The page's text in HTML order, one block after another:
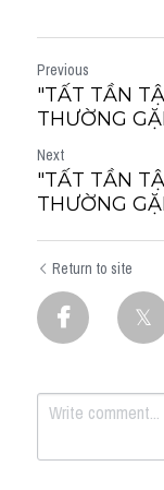
Previous
"TẤT TẦN
THƯỜNG
Next
"TẤT TẦN
THƯỜNG
Return to site